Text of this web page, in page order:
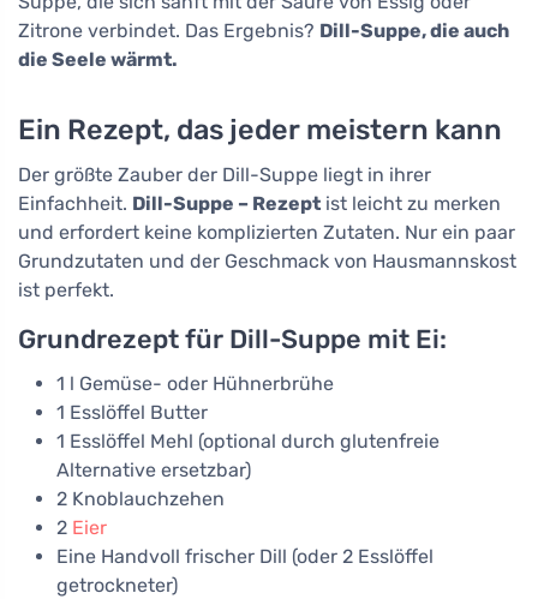
Zitrone verbindet. Das Ergebnis? Dill-Suppe, die auch
die Seele wärmt.
Ein Rezept, das jeder meistern kann
Der größte Zauber der Dill-Suppe liegt in ihrer
Einfachheit. Dill-Suppe – Rezept ist leicht zu merken
und erfordert keine komplizierten Zutaten. Nur ein paar
Grundzutaten und der Geschmack von Hausmannskost
ist perfekt.
Grundrezept für Dill-Suppe mit Ei:
1 l Gemüse- oder Hühnerbrühe
1 Esslöffel Butter
1 Esslöffel Mehl (optional durch glutenfreie
Alternative ersetzbar)
2 Knoblauchzehen
2 Eier
Eine Handvoll frischer Dill (oder 2 Esslöffel
getrockneter)